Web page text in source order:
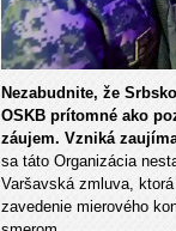
Nezabudnite, že
OSKB prítomné ako
záujem. Vzniká
sa táto Organizácia
Varšavská zmluva,
zavedenie mierového